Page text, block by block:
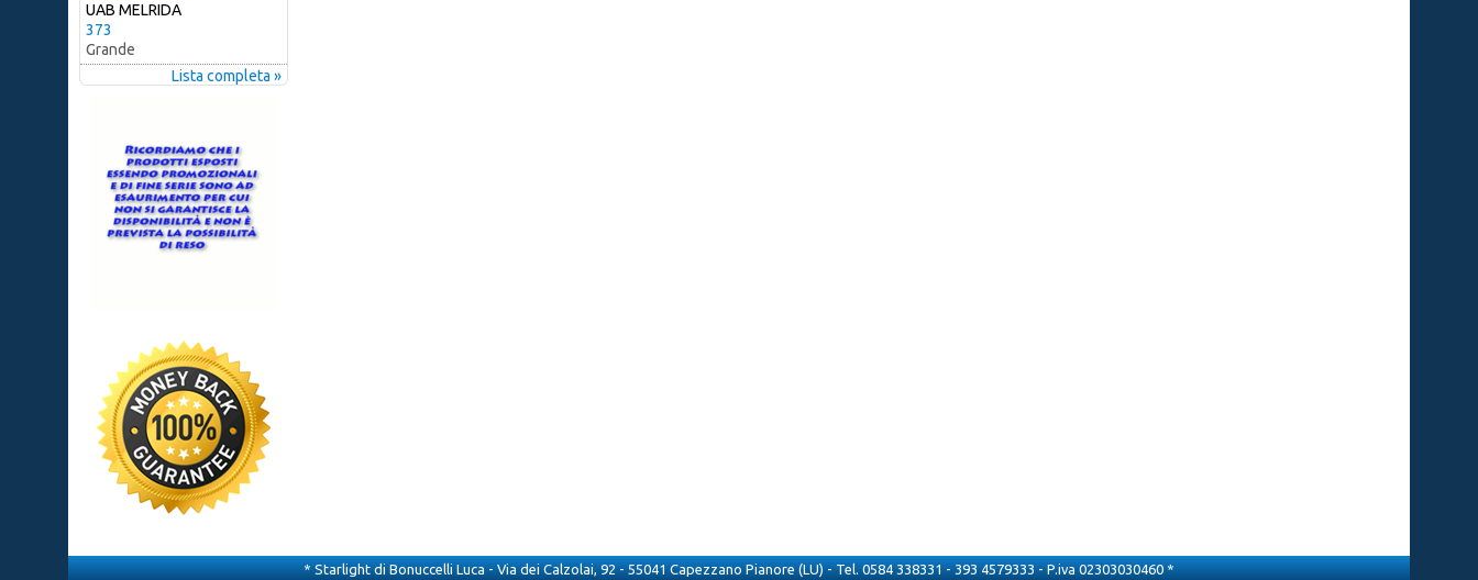
UAB MELRIDA
373
Grande
Lista completa »
* Starlight di Bonuccelli Luca - Via dei Calzolai, 92 - 55041 Capezzano Pianore (LU) - Tel. 0584 338331 - 393 4579333 - P.iva 02303030460 *